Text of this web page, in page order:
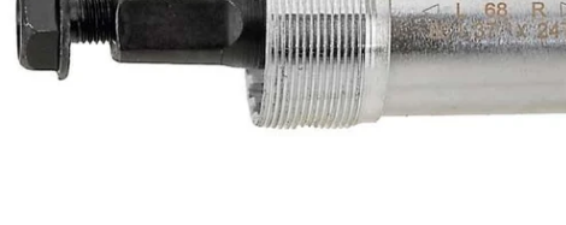
media 0 în mod modal